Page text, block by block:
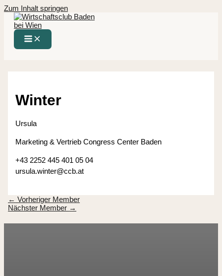
Zum Inhalt springen
Winter
Ursula
Marketing & Vertrieb Congress Center Baden
+43 2252 445 401 05 04
ursula.winter@ccb.at
← Vorheriger Member
Nächster Member →